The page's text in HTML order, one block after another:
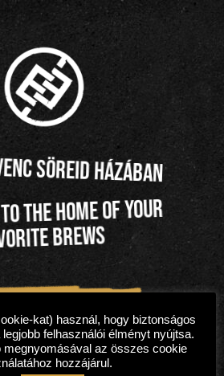
1/
Főol
dal
2/
Rés
zein
söreid házában
the home of your
brews
kat) használ, hogy biztonságos
felhasználói élményt nyújtsa.
megnyomásával az összes cookie
hozzájárul.